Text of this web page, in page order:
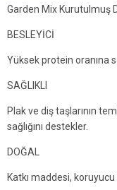
Garden Mix Kurutulmuş
BESLEYİCİ
Yüksek protein oranına
SAĞLIKLI
Plak ve diş taşlarının
sağlığını destekler.
DOĞAL
Katkı maddesi,